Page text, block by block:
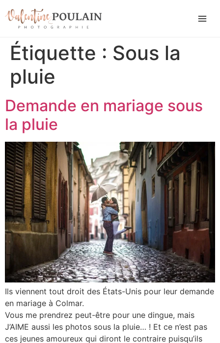
Étiquette : Sous la
pluie
Demande en mariage sous
la pluie
Ils viennent tout droit des États-Unis pour leur demande
en mariage à Colmar.
Vous me prendrez peut-être pour une dingue, mais
J’AIME aussi les photos sous la pluie… ! Et ce n’est pas
ces jeunes amoureux qui diront le contraire puisqu’ils